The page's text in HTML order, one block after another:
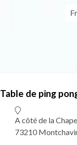
Table de ping
A côté de la
73210